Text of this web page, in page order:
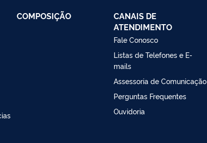
COMPOSIÇÃO
CANAIS DE
ATENDIMENTO
Fale Conosco
Listas de Telefones e E-
mails
Assessoria de Comunicação
Perguntas Frequentes
Ouvidoria